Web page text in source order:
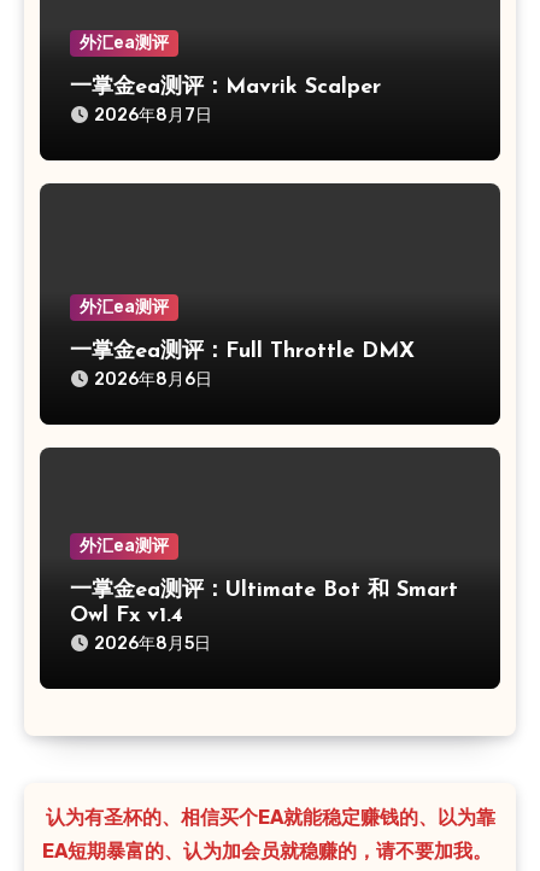
外汇ea测评
一掌金ea测评：Mavrik Scalper
2026年8月7日
外汇ea测评
一掌金ea测评：Full Throttle DMX
2026年8月6日
外汇ea测评
一掌金ea测评：Ultimate Bot 和 Smart
Owl Fx v1.4
2026年8月5日
认为有圣杯的、相信买个EA就能稳定赚钱的、以为靠
EA短期暴富的、认为加会员就稳赚的，请不要加我。